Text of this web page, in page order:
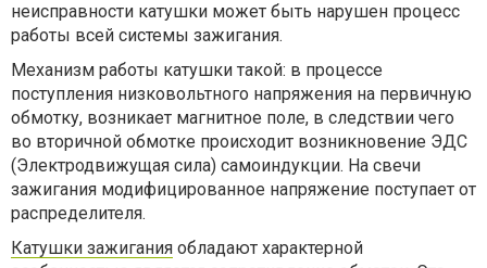
неисправности катушки может быть нарушен процесс
работы всей системы зажигания.
Механизм работы катушки такой: в процессе
поступления низковольтного напряжения на первичную
обмотку, возникает магнитное поле, в следствии чего
во вторичной обмотке происходит возникновение ЭДС
(Электродвижущая сила) самоиндукции. На свечи
зажигания модифицированное напряжение поступает от
распределителя.
Катушки зажигания обладают характерной